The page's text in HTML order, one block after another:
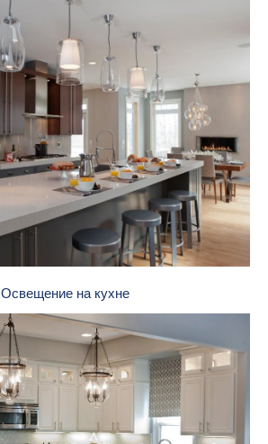
Освещение на кухне